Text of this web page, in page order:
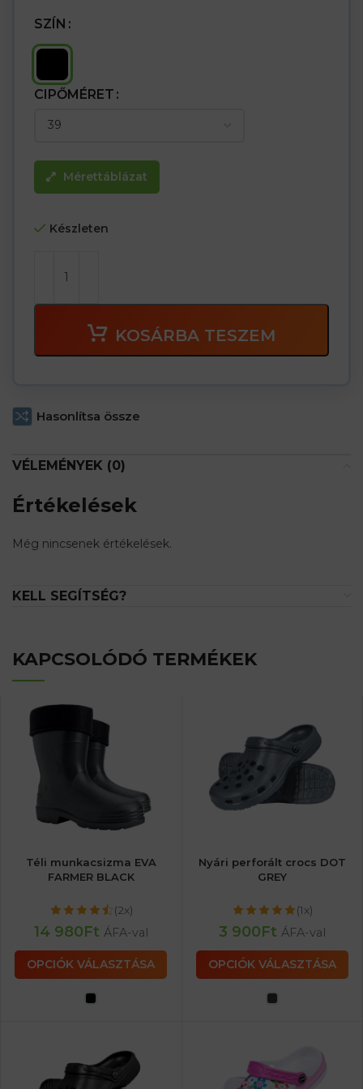
SZÍN
CIPŐMÉRET
Mérettáblázat
Készleten
KOSÁRBA TESZEM
Hasonlítsa össze
VÉLEMÉNYEK (0)
Értékelések
Még nincsenek értékelések.
KELL SEGÍTSÉG?
KAPCSOLÓDÓ TERMÉKEK
Téli munkacsizma EVA
FARMER BLACK
(2x)
14 980Ft ÁFA-val
OPCIÓK VÁLASZTÁSA
Nyári perforált crocs DOT
GREY
(1x)
3 900Ft ÁFA-val
OPCIÓK VÁLASZTÁSA